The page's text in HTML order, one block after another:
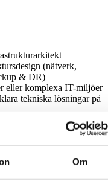
Om
(nätverk,
& DR)
eller komplexa IT-miljöer
tekniska lösningar på
Azure och AWS